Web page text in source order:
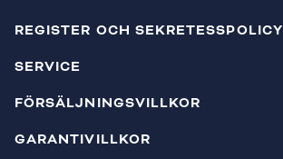
REGISTER OCH SEKRETESSPOLICY
SERVICE
FÖRSÄLJNINGSVILLKOR
GARANTIVILLKOR